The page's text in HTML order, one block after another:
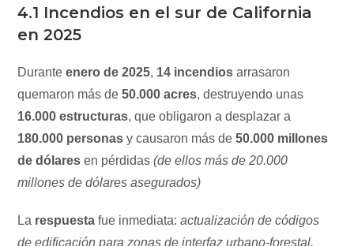
4.1 Incendios en el sur de California
en 2025
Duranteenero de 2025, 14 incendiosarrasaron
quemaron más de50.000 acres, destruyendo unas
16.000 estructuras, que obligaron a desplazar a
180.000 personas y causaron más de50.000 millones
de dólares en pérdidas(de ellos más de 20.000
millones de dólares asegurados)
La respuesta fue inmediata:actualización de códigos
de edificación para zonas de interfaz urbano-forestal,